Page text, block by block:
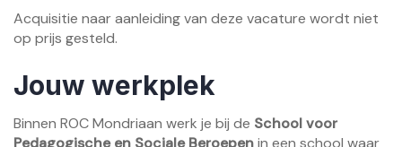
Acquisitie naar aanleiding van deze vacature wordt niet
op prijs gesteld.
Jouw werkplek
Binnen ROC Mondriaan werk je bij de School voor
Pedagogische en Sociale Beroepenin een school waar